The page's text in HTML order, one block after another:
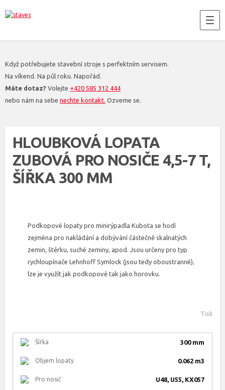
Když potřebujete stavební stroje s perfektním servisem.
Na víkend. Na půl roku. Napořád.
Máte dotaz? Volejte +420 585 312 444
nebo nám na sebe nechte kontakt. Ozveme se.
HLOUBKOVÁ LOPATA
ZUBOVÁ PRO NOSIČE 4,5-7 T,
ŠÍŘKA 300 MM
Podkopové lopaty pro minirýpadla Kubota se hodí
zejména pro nakládání a dobývání částečně skalnatých
zemin, štěrku, suché zeminy, apod. Jsou určeny pro typ
rychloupínače Lehnhoff Symlock (jsou tedy oboustranné),
lze je využít jak podkopově tak jako horovku.
Tisk
Šířka 300 mm
Objem lopaty 0.062 m3
Pro nosič U48, U55, KX057